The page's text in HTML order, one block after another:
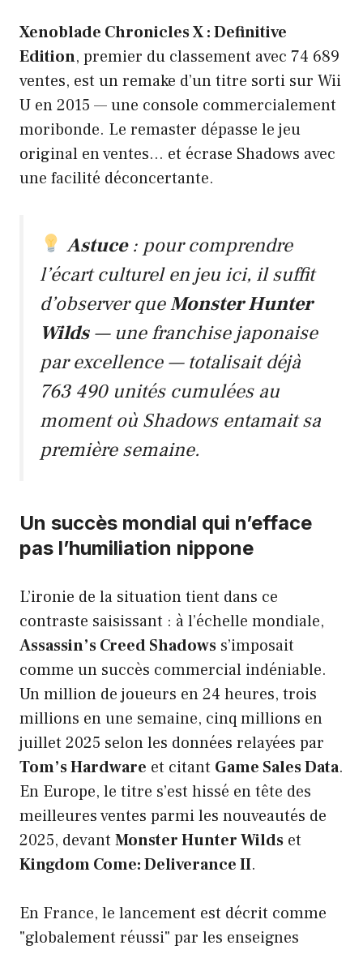
Xenoblade Chronicles X : Definitive
Edition, premier du classement avec 74 689
ventes, est un remake d’un titre sorti sur Wii
U en 2015 — une console commercialement
moribonde. Le remaster dépasse le jeu
original en ventes… et écrase Shadows avec
une facilité déconcertante.
Astuce: pour comprendre
l’écart culturel en jeu ici, il suffit
d’observer queMonster Hunter
Wilds— une franchise japonaise
par excellence — totalisait déjà
763 490 unités cumulées au
moment où Shadows entamait sa
première semaine.
Un succès mondial qui n’efface
pas l’humiliation nippone
L’ironie de la situation tient dans ce
contraste saisissant : à l’échelle mondiale,
Assassin’s Creed Shadows s’imposait
comme un succès commercial indéniable.
Un million de joueurs en 24 heures, trois
millions en une semaine, cinq millions en
juillet 2025 selon les données relayées par
Tom’s Hardware et citant Game Sales Data.
En Europe, le titre s’est hissé en tête des
meilleures ventes parmi les nouveautés de
2025, devant Monster Hunter Wilds et
Kingdom Come: Deliverance II.
En France, le lancement est décrit comme
"globalement réussi" par les enseignes